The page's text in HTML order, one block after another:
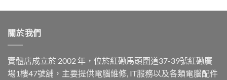
關於我們
實體店成立於 2002 年，位於紅磡馬頭圍道37-39號紅磡廣
場1樓47號舖，主要提供電腦維修, IT服務以及各類電腦配件